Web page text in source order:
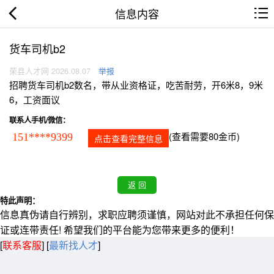
信息内容
货车司机b2
荣县人才网 2026.08.07 举报
招聘货车司机b2数名，带从业资格证，吃苦耐劳，开6米8，9米
6，工资面议
联系人手机/微信：
151****9399 点击查看完整信息 (查看需要80金币)
特此声明：
信息真伪请自行辨别，求职应聘须谨慎，网站对此不承担任何保
证或连带责任! 希望我们的平台能为您带来更多的便利！
[联系客服] [最新找人才]